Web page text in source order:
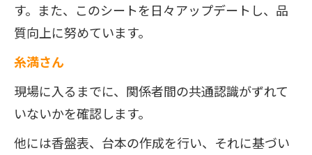
す。また、このシートを日々アップデートし、品
質向上に努めています。
糸満さん
現場に入るまでに、関係者間の共通認識がずれて
いないかを確認します。
他には香盤表、台本の作成を行い、それに基づい